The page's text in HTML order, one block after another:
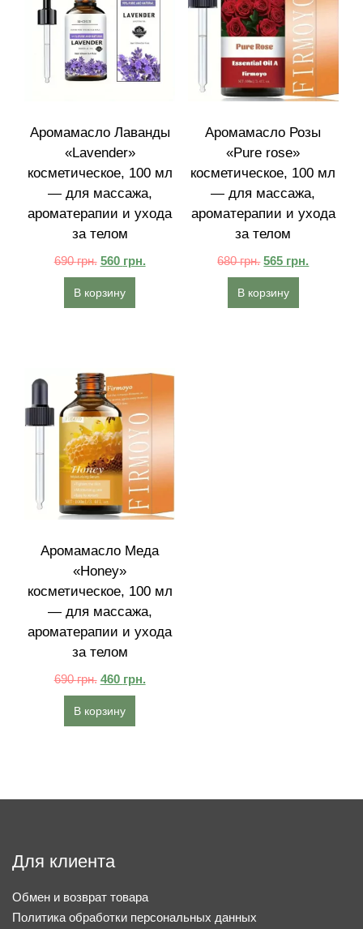
Аромамасло Лаванды
«Lavender»
косметическое, 100 мл
— для массажа,
ароматерапии и ухода
за телом
690грн. 560 грн.
В корзину
Аромамасло Розы
«Pure rose»
косметическое, 100 мл
— для массажа,
ароматерапии и ухода
за телом
680грн. 565 грн.
В корзину
Аромамасло Меда
«Honey»
косметическое, 100 мл
— для массажа,
ароматерапии и ухода
за телом
690грн. 460 грн.
В корзину
Для клиента
Обмен и возврат товара
Политика обработки персональных данных